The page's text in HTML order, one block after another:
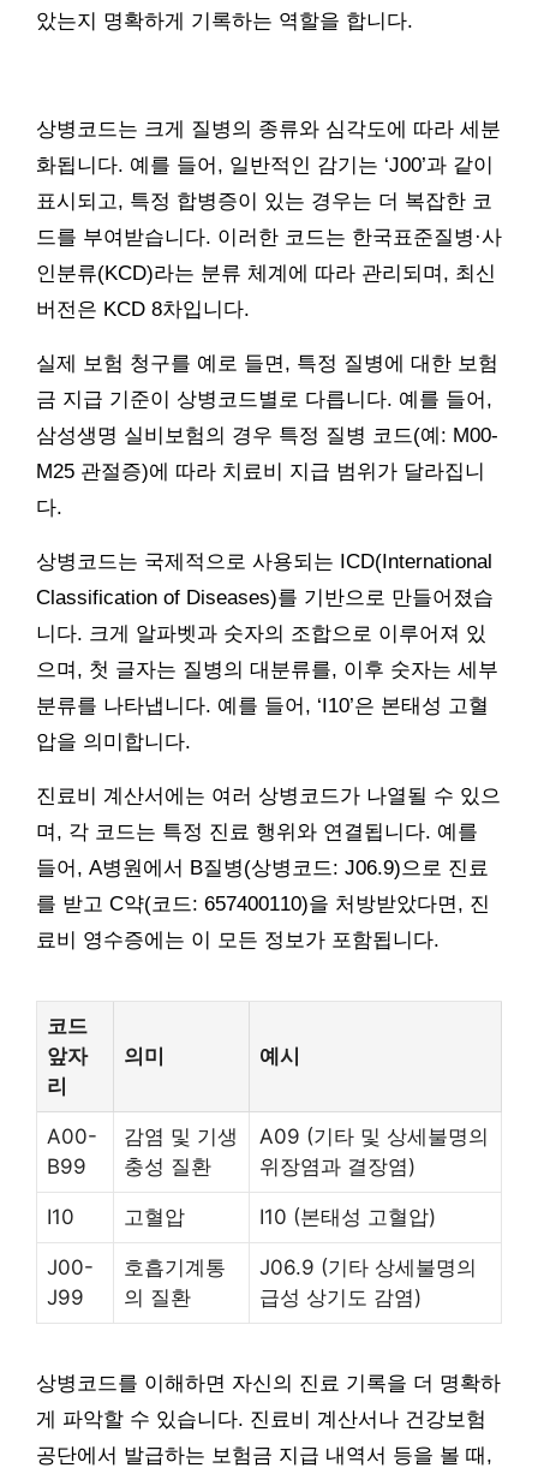
았는지 명확하게 기록하는 역할을 합니다.
상병코드는 크게 질병의 종류와 심각도에 따라 세분
화됩니다. 예를 들어, 일반적인 감기는 ‘J00’과 같이
표시되고, 특정 합병증이 있는 경우는 더 복잡한 코
드를 부여받습니다. 이러한 코드는 한국표준질병·사
인분류(KCD)라는 분류 체계에 따라 관리되며, 최신
버전은 KCD 8차입니다.
실제 보험 청구를 예로 들면, 특정 질병에 대한 보험
금 지급 기준이 상병코드별로 다릅니다. 예를 들어,
삼성생명 실비보험의 경우 특정 질병 코드(예: M00-
M25 관절증)에 따라 치료비 지급 범위가 달라집니
다.
상병코드는 국제적으로 사용되는 ICD(International
Classification of Diseases)를 기반으로 만들어졌습
니다. 크게 알파벳과 숫자의 조합으로 이루어져 있
으며, 첫 글자는 질병의 대분류를, 이후 숫자는 세부
분류를 나타냅니다. 예를 들어, ‘I10’은 본태성 고혈
압을 의미합니다.
진료비 계산서에는 여러 상병코드가 나열될 수 있으
며, 각 코드는 특정 진료 행위와 연결됩니다. 예를
들어, A병원에서 B질병(상병코드: J06.9)으로 진료
를 받고 C약(코드: 657400110)을 처방받았다면, 진
료비 영수증에는 이 모든 정보가 포함됩니다.
코드
앞자
리
의미 예시
A00-
B99
감염 및 기생
충성 질환
A09 (기타 및 상세불명의
위장염과 결장염)
I10 고혈압 I10 (본태성 고혈압)
J00-
J99
호흡기계통
의 질환
J06.9 (기타 상세불명의
급성 상기도 감염)
상병코드를 이해하면 자신의 진료 기록을 더 명확하
게 파악할 수 있습니다. 진료비 계산서나 건강보험
공단에서 발급하는 보험금 지급 내역서 등을 볼 때,